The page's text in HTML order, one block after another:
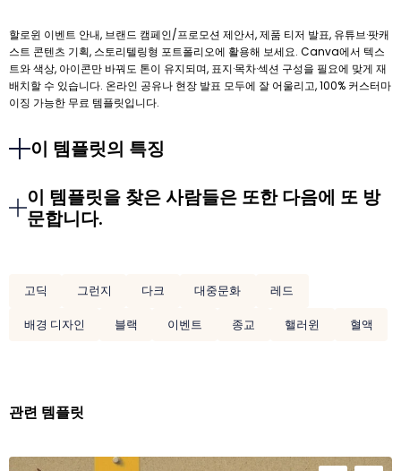
할로윈 이벤트 안내, 브랜드 캠페인/프로모션 제안서, 제품 티저 발표, 유튜브·팟캐
스트 콘텐츠 기획, 스토리텔링형 포트폴리오에 활용해 보세요. Canva에서 텍스
트와 색상, 아이콘만 바꿔도 톤이 유지되며, 표지·목차·섹션 구성을 필요에 맞게 재
배치할 수 있습니다. 온라인 공유나 현장 발표 모두에 잘 어울리고, 100% 커스터마
이징 가능한 무료 템플릿입니다.
이 템플릿의 특징
이 템플릿을 찾은 사람들은 또한 다음에 또 방
문합니다.
고딕 그런지 다크 대중문화
레드
배경 디자인
블랙 이벤트 종교 핼러윈 혈액
관련 템플릿